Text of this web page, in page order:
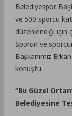
Belediyespor
ve 500 sporcu
düzenlendiği için
Sporun ve
Başkanımız
konuştu.
“Bu Güzel
Belediyesine